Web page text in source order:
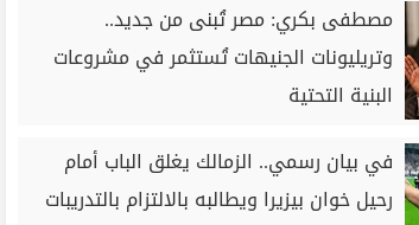
مصطفى بكري: مصر تُبنى من جديد..
وتريليونات الجنيهات تُستثمر في مشروعات
البنية التحتية
في بيان رسمي.. الزمالك يغلق الباب أمام
رحيل خوان بيزيرا ويطالبه بالالتزام بالتدريبات